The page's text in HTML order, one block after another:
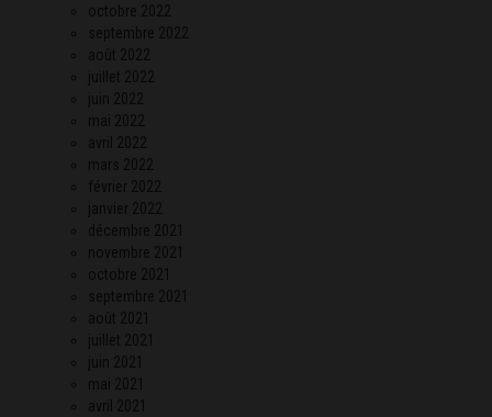
octobre 2022
septembre 2022
août 2022
juillet 2022
juin 2022
mai 2022
avril 2022
mars 2022
février 2022
janvier 2022
décembre 2021
novembre 2021
octobre 2021
septembre 2021
août 2021
juillet 2021
juin 2021
mai 2021
avril 2021